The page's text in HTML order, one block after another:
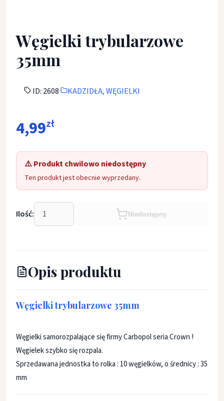
Węgielki trybularzowe
35mm
ID: 2608 KADZIDŁA, WĘGIELKI
4,99zł
⚠️ Produkt chwilowo niedostępny
Ten produkt jest obecnie wyprzedany.
Ilość: Niedostępny
Opis produktu
Węgielki trybularzowe 35mm
Węgielki samorozpalające się firmy Carbopol seria Crown !
Węgielek szybko się rozpala.
Sprzedawana jednostka to rolka : 10 węgielków, o średnicy : 35
mm